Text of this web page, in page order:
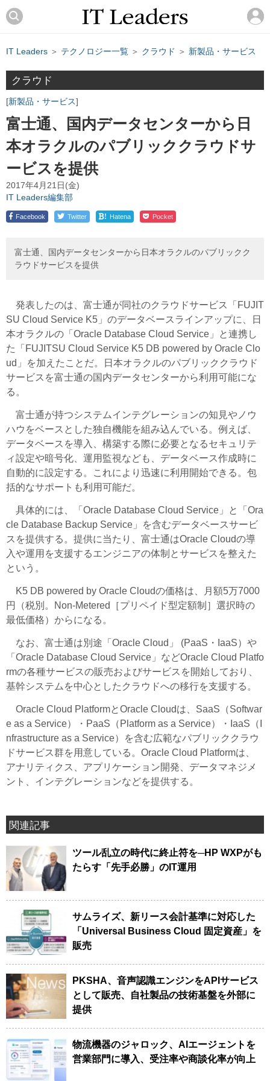
IT Leaders ＞ テクノロジー一覧 ＞ クラウド ＞ 新製品・サービス
クラウド
新製品・サービス
富士通、国内データセンターから日
本オラクルのパブリッククラウドサ
ービスを提供
2017年4月21日(金)
IT Leaders編集部
Facebook Twitter ! Hatena Pocket
富士通、国内データセンターから日本オラクルのパブリックク
ラウドサービスを提供
発表したのは、富士通が同社のクラウドサービス「FUJIT
SU Cloud Service K5」のデータベースラインアップに、日
本オラクルの「Oracle Database Cloud Service」と連携し
た「FUJITSU Cloud Service K5 DB powered by Oracle Clo
ud」を加えたことだ。日本オラクルのパブリッククラウド
サービスを富士通の国内データセンターから利用可能にな
る。
富士通が持つシステムインテグレーションの知見やノウ
ハウをベースとした独自機能を組み込んでいる。例えば、
データベースを導入、構築する際に必要となるセキュリテ
ィ設定や暗号化、運用監視なども、データベース作成時に
自動的に設定する。これにより迅速に利用開始できる。包
括的なサポートも利用可能だ。
具体的には、「Oracle Database Cloud Service」と「Ora
cle Database Backup Service」を含むデータベースサービ
スを提供する。提供に当たり、富士通はOracle Cloudの導
入や運用を支援するエンジニアの体制とサービスを整えた
という。
K5 DB powered by Oracle Cloudの価格は、月額5万7000
円（税別。Non-Metered［プリペイド型定額制］選択時の
最低価格）からになる。
なお、富士通は別途「Oracle Cloud」 (PaaS・IaaS）や
「Oracle Database Cloud Service」などOracle Cloud Platfo
rmの各種サービスの販売およびサービスを開始しており、
基幹システムを中心としたクラウドへの移行を支援する。
Oracle Cloud PlatformとOracle Cloudは、SaaS（Softwar
e as a Service）・PaaS（Platform as a Service）・IaaS（I
nfrastructure as a Service）を含む広範なパブリッククラウ
ドサービス群を用意している。Oracle Cloud Platformは、
アナリティクス、アプリケーション開発、データマネジメ
ント、インテグレーションなどを提供する。
関連記事
ツール乱立の時代に終止符を─HP WXPがも
たらす「先手必勝」のIT運用
サムライズ、新リース会計基準に対応した
「Universal Business Cloud 固定資産」を
販売
PKSHA、音声認識エンジンをAPIサービス
として販売、自社製品の技術基盤を外部に
提供
物流機器のジャロック、AIエージェントを
営業部門に導入、受注率や商談化率が向上